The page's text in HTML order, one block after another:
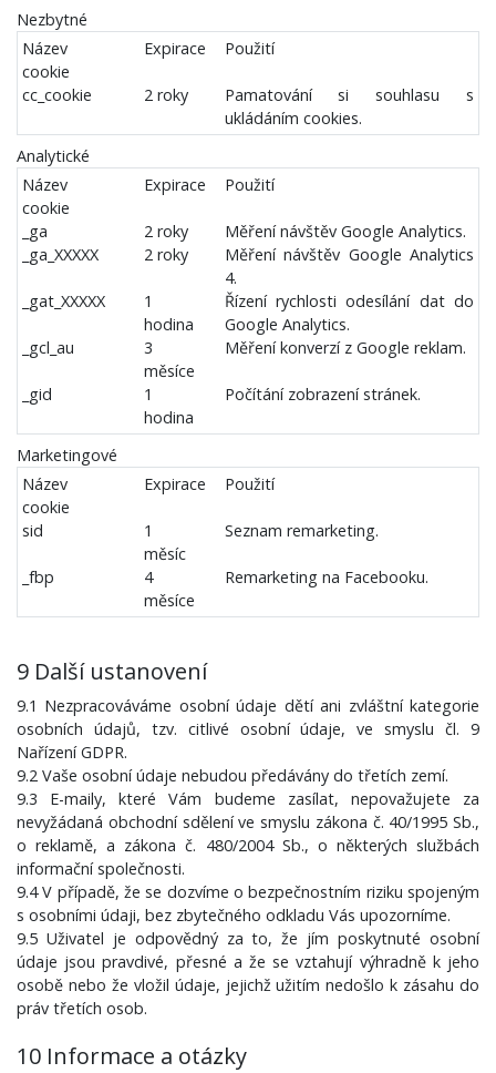
Nezbytné
Název
cookie
Expirace Použití
cc_cookie 2 roky
Pamatování si souhlasu s
ukládáním cookies.
Analytické
Název
cookie
Expirace Použití
_ga 2 roky
Měření návštěv Google Analytics.
_ga_XXXXX
2 roky
Měření návštěv Google Analytics
4.
_gat_XXXXX
1
hodina
Řízení rychlosti odesílání dat do
Google Analytics.
_gcl_au
3
měsíce
Měření konverzí z Google reklam.
_gid
1
hodina
Počítání zobrazení stránek.
Marketingové
Název
cookie
Expirace Použití
sid
1
měsíc
Seznam remarketing.
_fbp
4
měsíce
Remarketing na Facebooku.
9 Další ustanovení
9.1 Nezpracováváme osobní údaje dětí ani zvláštní kategorie
osobních údajů, tzv. citlivé osobní údaje, ve smyslu čl. 9
Nařízení GDPR.
9.2 Vaše osobní údaje nebudou předávány do třetích zemí.
9.3 E-maily, které Vám budeme zasílat, nepovažujete za
nevyžádaná obchodní sdělení ve smyslu zákona č. 40/1995 Sb.,
o reklamě, a zákona č. 480/2004 Sb., o některých službách
informační společnosti.
9.4 V případě, že se dozvíme o bezpečnostním riziku spojeným
s osobními údaji, bez zbytečného odkladu Vás upozorníme.
9.5 Uživatel je odpovědný za to, že jím poskytnuté osobní
údaje jsou pravdivé, přesné a že se vztahují výhradně k jeho
osobě nebo že vložil údaje, jejichž užitím nedošlo k zásahu do
práv třetích osob.
10 Informace a otázky